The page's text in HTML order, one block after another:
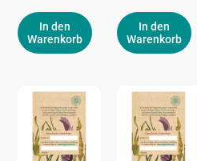
In den
Warenkorb
In den
Warenkorb